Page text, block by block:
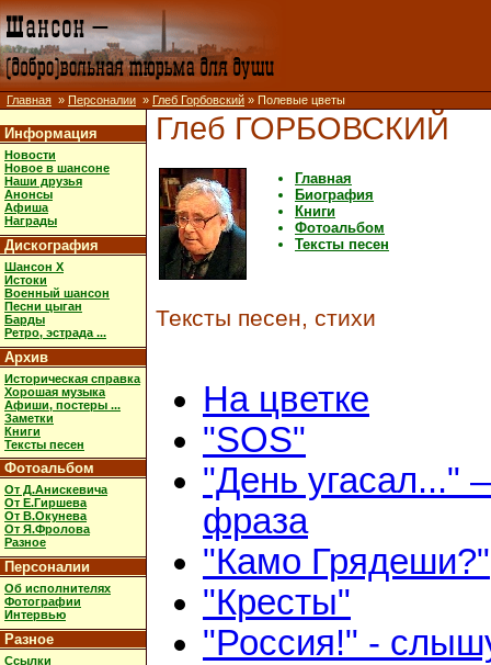
Главная » Персоналии » Глеб Горбовский » Полевые цветы
Информация
Новости
Новое в шансоне
Наши друзья
Анонсы
Афиша
Награды
Дискография
Шансон X
Истоки
Военный шансон
Песни цыган
Барды
Ретро, эстрада ...
Архив
Историческая справка
Хорошая музыка
Афиши, постеры ...
Заметки
Книги
Тексты песен
Фотоальбом
От Д.Анискевича
От Е.Гиршева
От В.Окунева
От Я.Фролова
Разное
Персоналии
Об исполнителях
Фотографии
Интервью
Разное
Ссылки
Глеб ГОРБОВСКИЙ
Главная
Биография
Книги
Фотоальбом
Тексты песен
Тексты песен, стихи
На цветке
"SOS"
"День угасал..."
фраза
"Камо Грядеши?"
"Кресты"
"Россия!" -